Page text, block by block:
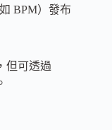
BPM）發布
但可透過